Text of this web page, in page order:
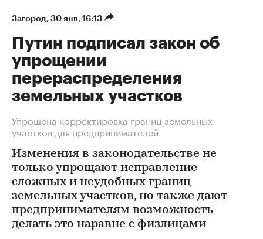
Загород⁠, 30 янв, 16:13
Путин подписал закон об
упрощении
перераспределения
земельных участков
Упрощена корректировка границ земельных
участков для предпринимателей
Изменения в законодательстве не
только упрощают исправление
сложных и неудобных границ
земельных участков, но также дают
предпринимателям возможность
делать это наравне с физлицами